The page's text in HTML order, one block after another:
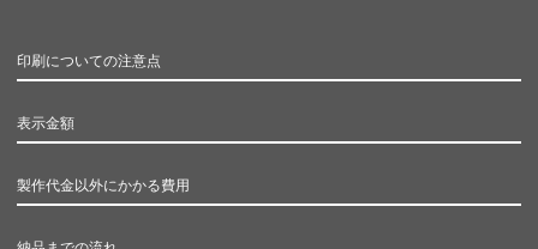
印刷についての注意点
表示金額
製作代金以外にかかる費用